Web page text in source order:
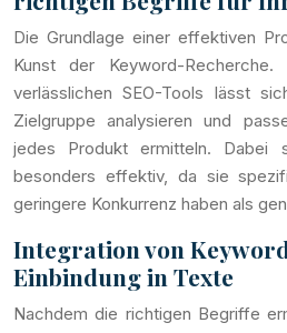
Die Grundlage einer effektiven
Kunst der Keyword-
verlässlichen SEO-Tools lässt
Zielgruppe analysieren und
jedes Produkt ermitteln. Dabei
besonders effektiv, da sie
geringere Konkurrenz haben als
Integration von
Einbindung in Texte
Nachdem die richtigen Begriffe